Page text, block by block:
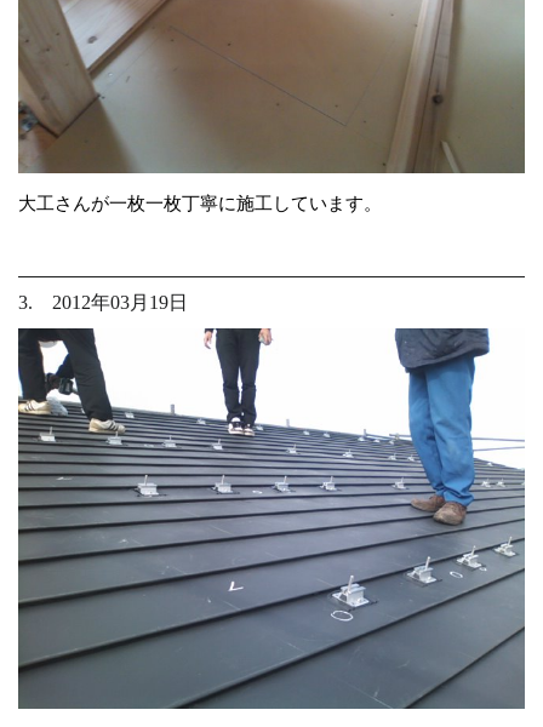
大工さんが一枚一枚丁寧に施工しています。
3. 2012年03月19日